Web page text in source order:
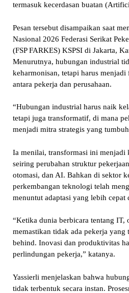
termasuk kecerdasan buatan
Pesan tersebut disampaikan saat
Nasional 2026 Federasi Serikat
(FSP FARKES) KSPSI di Jakarta,
Menurutnya, hubungan industrial
keharmonisan, tetapi harus
antara pekerja dan perusahaan.
“Hubungan industrial harus naik
tetapi juga transformatif, di mana
menjadi mitra strategis yang
Ia menilai, transformasi ini menjadi
seiring perubahan struktur
otomasi, dan AI. Bahkan di sektor
perkembangan teknologi telah
menuntut adaptasi yang lebih cepat
“Ketika dunia berbicara tentang IT,
memastikan tidak ada pekerja
behind. Inovasi dan produktivitas
perlindungan pekerja,” katanya.
Yassierli menjelaskan bahwa
tidak terbentuk secara instan.